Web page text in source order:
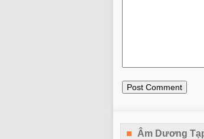
Âm Dương